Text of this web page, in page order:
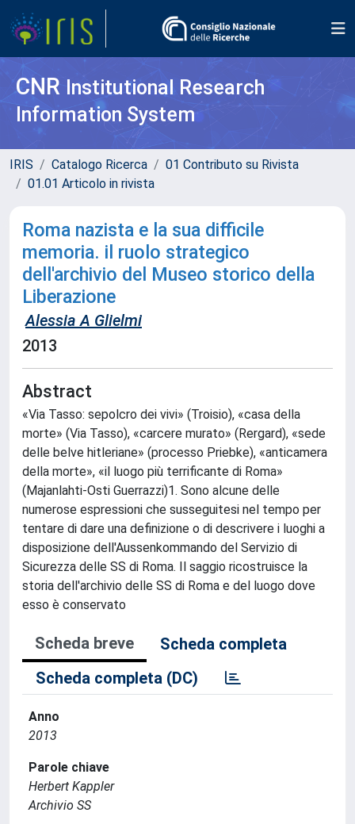
CNR Institutional Research
Information System
IRIS Catalogo Ricerca
01 Contributo su Rivista
01.01 Articolo in rivista
Roma nazista e la sua difficile
memoria. il ruolo strategico
dell'archivio del Museo storico della
Liberazione
Alessia A Glielmi
2013
Abstract
«Via Tasso: sepolcro dei vivi» (Troisio), «casa della
morte» (Via Tasso), «carcere murato» (Rergard), «sede
delle belve hitleriane» (processo Priebke), «anticamera
della morte», «il luogo più terrificante di Roma»
(Majanlahti-Osti Guerrazzi)1. Sono alcune delle
numerose espressioni che susseguitesi nel tempo per
tentare di dare una definizione o di descrivere i luoghi a
disposizione dell'Aussenkommando del Servizio di
Sicurezza delle SS di Roma. Il saggio ricostruisce la
storia dell'archivio delle SS di Roma e del luogo dove
esso è conservato
Scheda breve
Scheda completa
Scheda completa (DC)
Anno
2013
Parole chiave
Herbert Kappler
Archivio SS